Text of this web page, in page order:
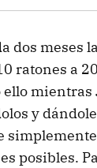
dos meses
ratones a
ello mientras
y
posibles.